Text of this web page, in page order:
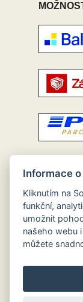
Informace
Kliknutím na
funkční,
umožnit
našeho webu
můžete